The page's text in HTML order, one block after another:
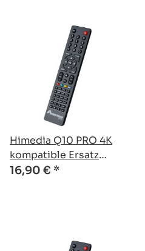
Himedia Q10 PRO 4K
kompatible Ersatz
Fernbedienung
16,90 € *